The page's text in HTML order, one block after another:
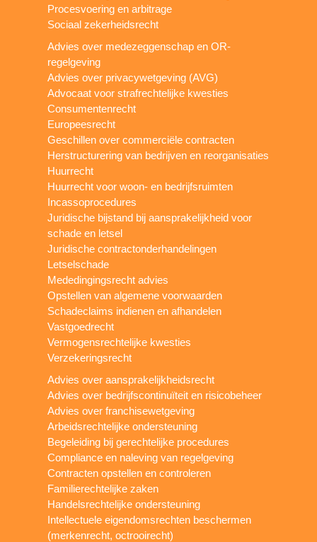
Procesvoering en arbitrage
Sociaal zekerheidsrecht
Advies over medezeggenschap en OR-
regelgeving
Advies over privacywetgeving (AVG)
Advocaat voor strafrechtelijke kwesties
Consumentenrecht
Europeesrecht
Geschillen over commerciële contracten
Herstructurering van bedrijven en reorganisaties
Huurrecht
Huurrecht voor woon- en bedrijfsruimten
Incassoprocedures
Juridische bijstand bij aansprakelijkheid voor
schade en letsel
Juridische contractonderhandelingen
Letselschade
Mededingingsrecht advies
Opstellen van algemene voorwaarden
Schadeclaims indienen en afhandelen
Vastgoedrecht
Vermogensrechtelijke kwesties
Verzekeringsrecht
Advies over aansprakelijkheidsrecht
Advies over bedrijfscontinuïteit en risicobeheer
Advies over franchisewetgeving
Arbeidsrechtelijke ondersteuning
Begeleiding bij gerechtelijke procedures
Compliance en naleving van regelgeving
Contracten opstellen en controleren
Familierechtelijke zaken
Handelsrechtelijke ondersteuning
Intellectuele eigendomsrechten beschermen
(merkenrecht, octrooirecht)